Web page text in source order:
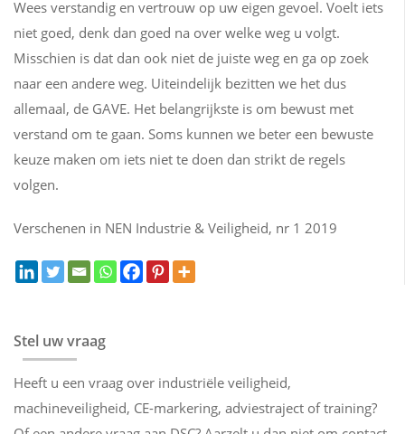
Wees verstandig en vertrouw op uw eigen gevoel. Voelt iets
niet goed, denk dan goed na over welke weg u volgt.
Misschien is dat dan ook niet de juiste weg en ga op zoek
naar een andere weg. Uiteindelijk bezitten we het dus
allemaal, de GAVE. Het belangrijkste is om bewust met
verstand om te gaan. Soms kunnen we beter een bewuste
keuze maken om iets niet te doen dan strikt de regels
volgen.
Verschenen in NEN Industrie & Veiligheid, nr 1 2019
Stel uw vraag
Heeft u een vraag over industriële veiligheid,
machineveiligheid, CE-markering, adviestraject of training?